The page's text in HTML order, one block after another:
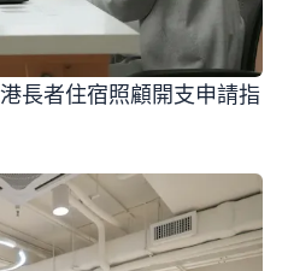
長者住宿照顧開支申請指